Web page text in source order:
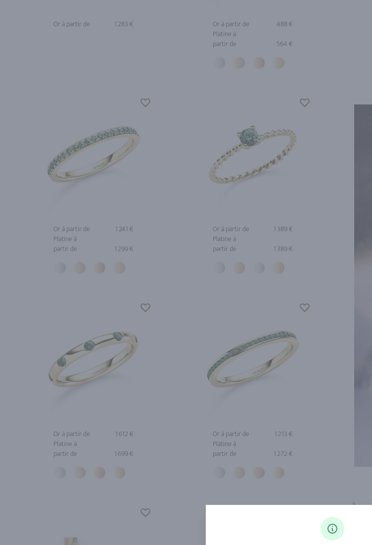
Or à partir de 1 283 € Or à partir de
488 €
Platine à
partir de
564 €
Or à partir de
1 241 €
Platine à
partir de
1 299 €
Or à partir de
1 389 €
Platine à
partir de
1 389 €
Or à partir de
1 612 €
Platine à
partir de
1 699 €
Or à partir de
1 213 €
Platine à
partir de
1 272 €